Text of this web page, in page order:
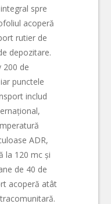
spre
acoperă
rutier de
depozitare.
200 de
punctele
includ
ADR,
la 120 mc și
de 40 de
acoperă atât